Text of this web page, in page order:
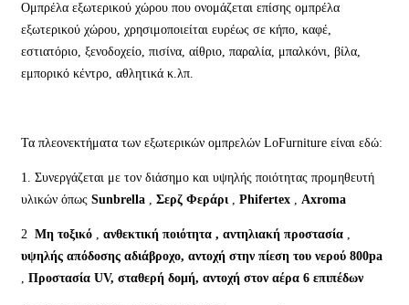
Ομπρέλα εξωτερικού χώρου που ονομάζεται επίσης ομπρέλα
εξωτερικού χώρου, χρησιμοποιείται ευρέως σε κήπο, καφέ,
εστιατόριο, ξενοδοχείο, πισίνα, αίθριο, παραλία, μπαλκόνι, βίλα,
εμπορικό κέντρο, αθλητικά κ.λπ.
Τα πλεονεκτήματα των εξωτερικών ομπρελών LoFurniture είναι εδώ:
1. Συνεργάζεται με τον διάσημο και υψηλής ποιότητας προμηθευτή
υλικών όπως Sunbrella , Σερζ Φεράρι , Phifertex , Axroma
2 Μη τοξικό , ανθεκτική ποιότητα , αντηλιακή προστασία ,
υψηλής απόδοσης αδιάβροχο, αντοχή στην πίεση του νερού 800pa
, Προστασία UV, σταθερή δομή, αντοχή στον αέρα 6 επιπέδων